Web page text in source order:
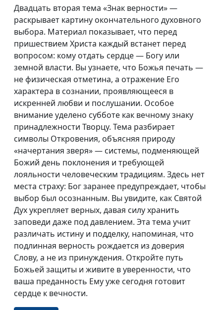
Двадцать вторая тема «Знак верности» —
раскрывает картину окончательного духовного
выбора. Материал показывает, что перед
пришествием Христа каждый встанет перед
вопросом: кому отдать сердце — Богу или
земной власти. Вы узнаете, что Божья печать —
не физическая отметина, а отражение Его
характера в сознании, проявляющееся в
искренней любви и послушании. Особое
внимание уделено субботе как вечному знаку
принадлежности Творцу. Тема разбирает
символы Откровения, объясняя природу
«начертания зверя» — системы, подменяющей
Божий день поклонения и требующей
лояльности человеческим традициям. Здесь нет
места страху: Бог заранее предупреждает, чтобы
выбор был осознанным. Вы увидите, как Святой
Дух укрепляет верных, давая силу хранить
заповеди даже под давлением. Эта тема учит
различать истину и подделку, напоминая, что
подлинная верность рождается из доверия
Слову, а не из принуждения. Откройте путь
Божьей защиты и живите в уверенности, что
ваша преданность Ему уже сегодня готовит
сердце к вечности.